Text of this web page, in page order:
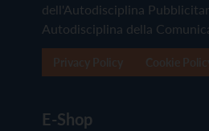
dell'Autodisciplina
Autodisciplina della
E-Shop